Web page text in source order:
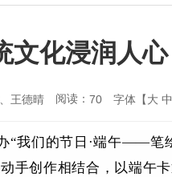
文化浸润人心
王德晴 阅读： 70 字体【大 中
“我们的节日·端午——笔
手创作相结合，以端午